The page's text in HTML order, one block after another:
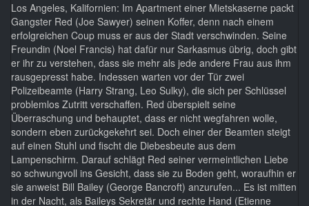
Los Angeles, Kalifornien: Im Apartment einer Mietskaserne packt
Gangster Red (Joe Sawyer) seinen Koffer, denn nach einem
erfolgreichen Coup muss er aus der Stadt verschwinden. Seine
Freundin (Noel Francis) hat dafür nur Sarkasmus übrig, doch gibt
er ihr zu verstehen, dass sie mehr als jede andere Frau aus ihm
rausgepresst habe. Indessen warten vor der Tür zwei
Polizeibeamte (Harry Strang, Leo Sulky), die sich per Schlüssel
problemlos Zutritt verschaffen. Red überspielt seine
Überraschung und behauptet, dass er nicht wegfahren wolle,
sondern eben zurückgekehrt sei. Doch einer der Beamten steigt
auf einen Stuhl und fischt die Diebesbeute aus dem
Lampenschirm. Darauf schlägt Red seiner vermeintlichen Liebe
so schwungvoll ins Gesicht, dass sie zu Boden geht, woraufhin er
sie anweist Bill Bailey (George Bancroft) anzurufen... Es ist mitten
in der Nacht, als Baileys Sekretär und rechte Hand (Etienne